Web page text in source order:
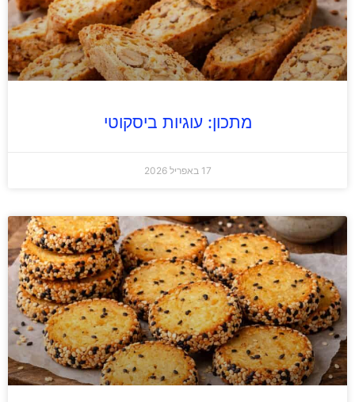
מתכון: עוגיות ביסקוטי
17 באפריל 2026